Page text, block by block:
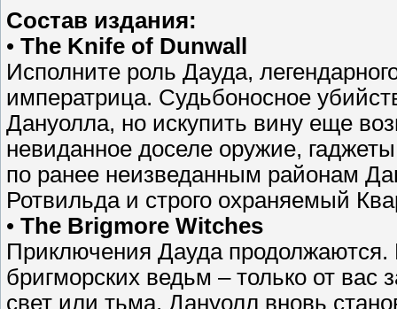
Состав издания:
• The Knife of Dunwall
Исполните роль Дауда,
императрица. Судьбоносное
Дануолла, но искупить вину еще
невиданное доселе оружие,
по ранее неизведанным районам
Ротвильда и строго охраняемый
• The Brigmore Witches
Приключения Дауда продолжаются.
бригморских ведьм – только от вас
свет или тьма. Дануолл вновь